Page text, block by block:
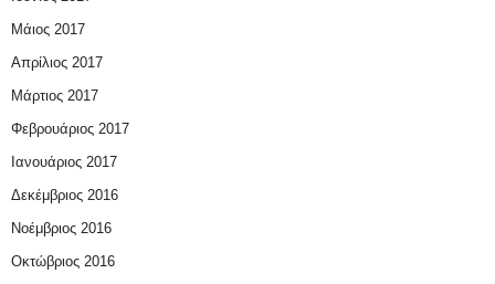
Μάιος 2017
Απρίλιος 2017
Μάρτιος 2017
Φεβρουάριος 2017
Ιανουάριος 2017
Δεκέμβριος 2016
Νοέμβριος 2016
Οκτώβριος 2016